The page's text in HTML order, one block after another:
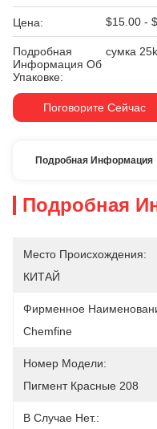
Цена: $15.00 -
Подробная
Информация Об
Упаковке:
сумка
Поговорите Сейчас
Подробная Информация
Подробная
Место Происхождения:
КИТАЙ
Фирменное
Chemfine
Номер Модели:
Пигмент Красные 208
В Случае Нет.: